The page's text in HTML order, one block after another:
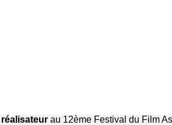
au 12ème Festival du Film